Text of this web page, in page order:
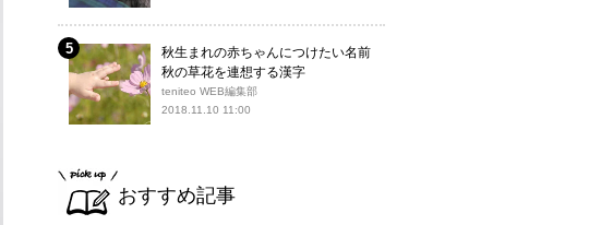
秋生まれの赤ちゃんにつけたい名前
秋の草花を連想する漢字
teniteo WEB編集部
2018.11.10 11:00
おすすめ記事